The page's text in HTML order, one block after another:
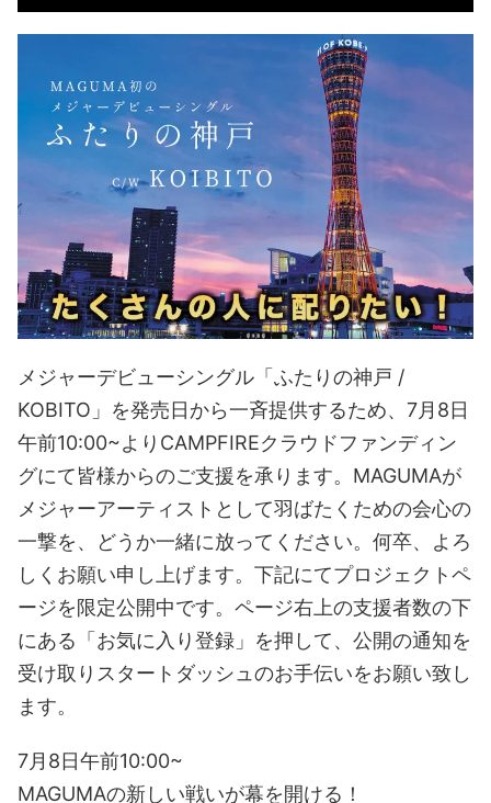
メジャーデビューシングル「ふたりの神戸 /
KOBITO」を発売日から一斉提供するため、7月8日
午前10:00~よりCAMPFIREクラウドファンディン
グにて皆様からのご支援を承ります。MAGUMAが
メジャーアーティストとして羽ばたくための会心の
一撃を、どうか一緒に放ってください。何卒、よろ
しくお願い申し上げます。下記にてプロジェクトペ
ージを限定公開中です。ページ右上の支援者数の下
にある「お気に入り登録」を押して、公開の通知を
受け取りスタートダッシュのお手伝いをお願い致し
ます。
7月8日午前10:00~
MAGUMAの新しい戦いが幕を開ける！